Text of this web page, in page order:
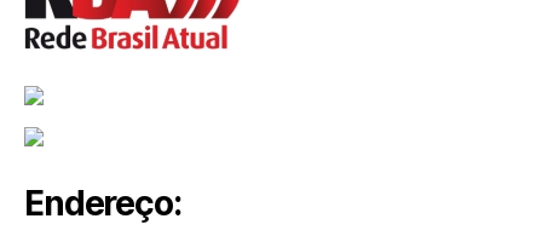
Endereço: